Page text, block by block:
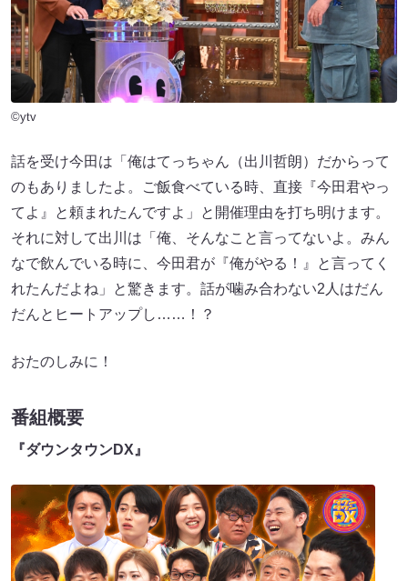
©ytv
話を受け今田は「俺はてっちゃん（出川哲朗）だからって
のもありましたよ。ご飯食べている時、直接『今田君やっ
てよ』と頼まれたんですよ」と開催理由を打ち明けます。
それに対して出川は「俺、そんなこと言ってないよ。みん
なで飲んでいる時に、今田君が『俺がやる！』と言ってく
れたんだよね」と驚きます。話が噛み合わない2人はだん
だんとヒートアップし……！？
おたのしみに！
番組概要
『ダウンタウンDX』